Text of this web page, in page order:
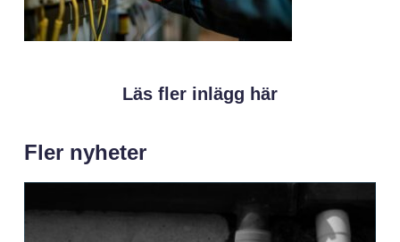
Läs fler inlägg här
Fler nyheter